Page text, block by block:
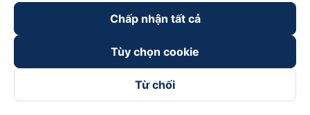
Chấp nhận tất cả
Tùy chọn cookie
Từ chối